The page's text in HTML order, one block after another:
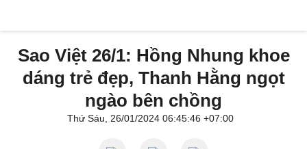
Sao Việt 26/1: Hồng Nhung khoe
dáng trẻ đẹp, Thanh Hằng ngọt
ngào bên chồng
Thứ Sáu, 26/01/2024 06:45:46 +07:00